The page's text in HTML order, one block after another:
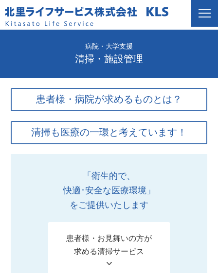
病院・大学支援
清掃・施設管理
患者様・病院が求めるものとは？
患者様が自分にとって良い病院を的確に選択すること
は非常に難しいものの、「清潔」は病院を選択すると
清掃も医療の一環と考えています！
清浄度によるゾーニング別清掃方法を確立、高度医療
施設・検査室等の高度清潔区域を有する施設から高い
「衛生的で、
快適･安全な医療環境」
をご提供いたします
患者様・お見舞いの方が
求める清掃サービス